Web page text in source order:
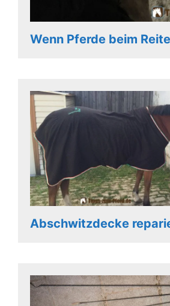
Wenn Pferde beim
Abschwitzdecke